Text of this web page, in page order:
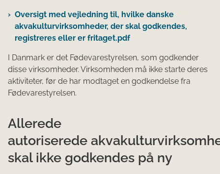
Oversigt med vejledning til, hvilke danske
akvakulturvirksomheder, der skal godkendes,
registreres eller er fritaget.pdf
I Danmark er det Fødevarestyrelsen, som godkender
disse virksomheder. Virksomheden må ikke starte deres
aktiviteter, før de har modtaget en godkendelse fra
Fødevarestyrelsen.
Allerede
autoriserede
skal ikke godkendes på ny